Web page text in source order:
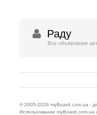
Раду
Все объявления
© 2005-2026 myBoard.com.ua -
Использование myBoard.com.ua